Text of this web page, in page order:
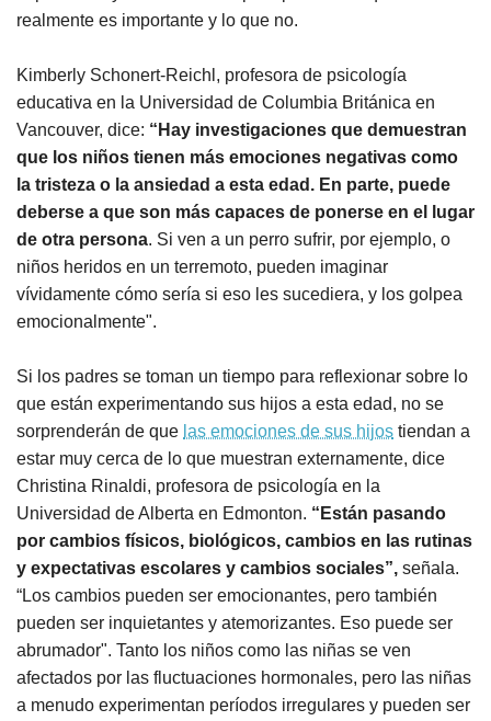
realmente es importante y lo que no.
Kimberly Schonert-Reichl, profesora de psicología
educativa en la Universidad de Columbia Británica en
Vancouver, dice: “Hay investigaciones que demuestran
que los niños tienen más emociones negativas como
la tristeza o la ansiedad a esta edad. En parte, puede
deberse a que son más capaces de ponerse en el lugar
de otra persona. Si ven a un perro sufrir, por ejemplo, o
niños heridos en un terremoto, pueden imaginar
vívidamente cómo sería si eso les sucediera, y los golpea
emocionalmente".
Si los padres se toman un tiempo para reflexionar sobre lo
que están experimentando sus hijos a esta edad, no se
sorprenderán de que las emociones de sus hijos tiendan a
estar muy cerca de lo que muestran externamente, dice
Christina Rinaldi, profesora de psicología en la
Universidad de Alberta en Edmonton. “Están pasando
por cambios físicos, biológicos, cambios en las rutinas
y expectativas escolares y cambios sociales”, señala.
“Los cambios pueden ser emocionantes, pero también
pueden ser inquietantes y atemorizantes. Eso puede ser
abrumador". Tanto los niños como las niñas se ven
afectados por las fluctuaciones hormonales, pero las niñas
a menudo experimentan períodos irregulares y pueden ser